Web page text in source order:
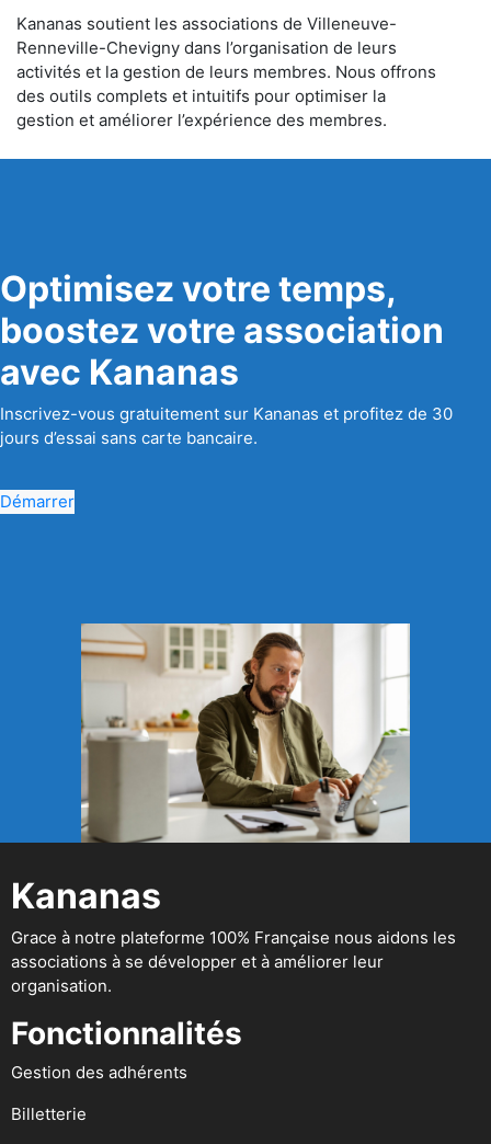
Kananas soutient les associations de Villeneuve-
Renneville-Chevigny dans l’organisation de leurs
activités et la gestion de leurs membres. Nous offrons
des outils complets et intuitifs pour optimiser la
gestion et améliorer l’expérience des membres.
Optimisez votre temps,
boostez votre association
avec Kananas
Inscrivez-vous gratuitement sur Kananas et profitez de 30
jours d’essai sans carte bancaire.
Démarrer
Kananas
Grace à notre plateforme 100% Française nous aidons les
associations à se développer et à améliorer leur
organisation.
Fonctionnalités
Gestion des adhérents
Billetterie